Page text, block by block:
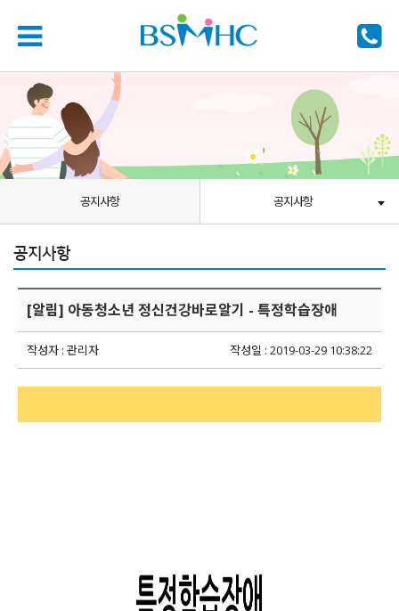
공지사항 공지사항
공지사항
[알림] 아동청소년 정신건강바로알기 - 특정학습장애
작성자 : 관리자 작성일 : 2019-03-29 10:38:22